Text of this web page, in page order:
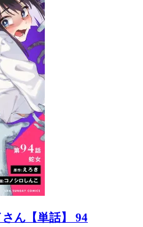
ん【単話】 94